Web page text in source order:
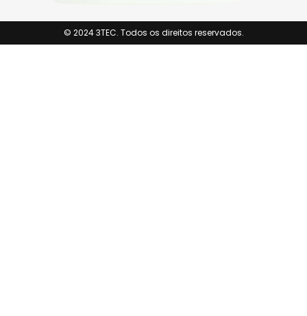
© 2024 3TEC. Todos os direitos reservados.